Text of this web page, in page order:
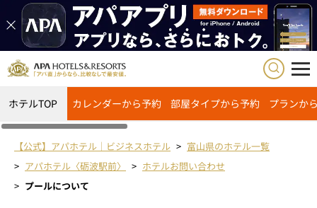
ホテルTOP カレンダーから予約 部屋タイプから予約 プランか
【公式】アパホテル｜ビジネスホテル
富山県のホテル一覧
アパホテル〈砺波駅前〉
ホテルお問い合わせ
プールについて